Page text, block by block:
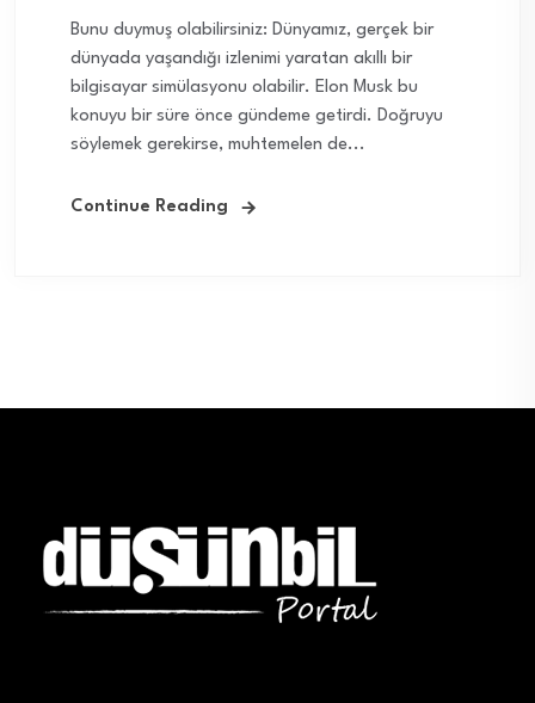
Bunu duymuş olabilirsiniz: Dünyamız, gerçek bir
dünyada yaşandığı izlenimi yaratan akıllı bir
bilgisayar simülasyonu olabilir. Elon Musk bu
konuyu bir süre önce gündeme getirdi. Doğruyu
söylemek gerekirse, muhtemelen de...
Continue Reading